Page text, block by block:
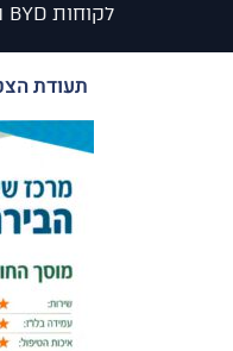
לקוחות BYD התקשרו: 02-6475010
תעודת